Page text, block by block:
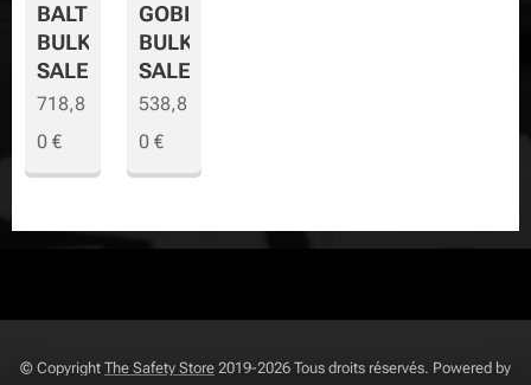
BALTO
BULK
SALE
718,8
0 €
GOBI
BULK
SALE
538,8
0€
© Copyright The Safety Store 2019-2026 Tous droits réservés. Powered by